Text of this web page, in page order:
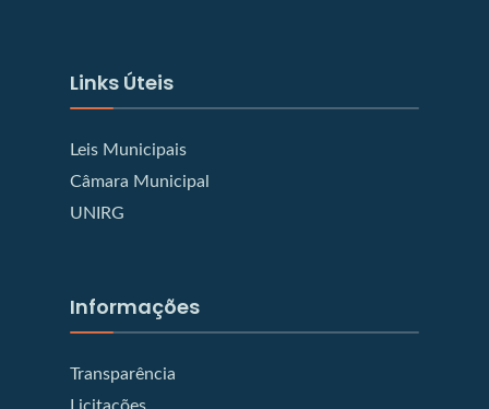
Links Úteis
Leis Municipais
Câmara Municipal
UNIRG
Informações
Transparência